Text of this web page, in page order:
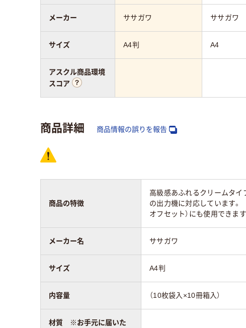
ササガワ ササガワ
A4判 A4
メーカー
サイズ
アスクル商品環境
スコア
商品詳細 商品情報の誤りを報告
商品の特徴
高級感あふれるクリームタ
の出力機に対応しています
オフセット）にも使用できま
メーカー名 ササガワ
サイズ A4判
内容量 （10枚袋入×10冊箱入）
材質 ※お手元に届いた